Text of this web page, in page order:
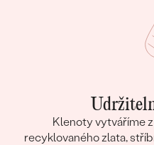
Klenoty vytváříme
recyklovaného zlata,